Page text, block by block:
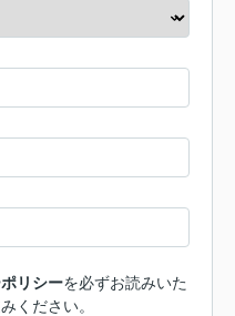
リシーを必ずお読みいた
ください。